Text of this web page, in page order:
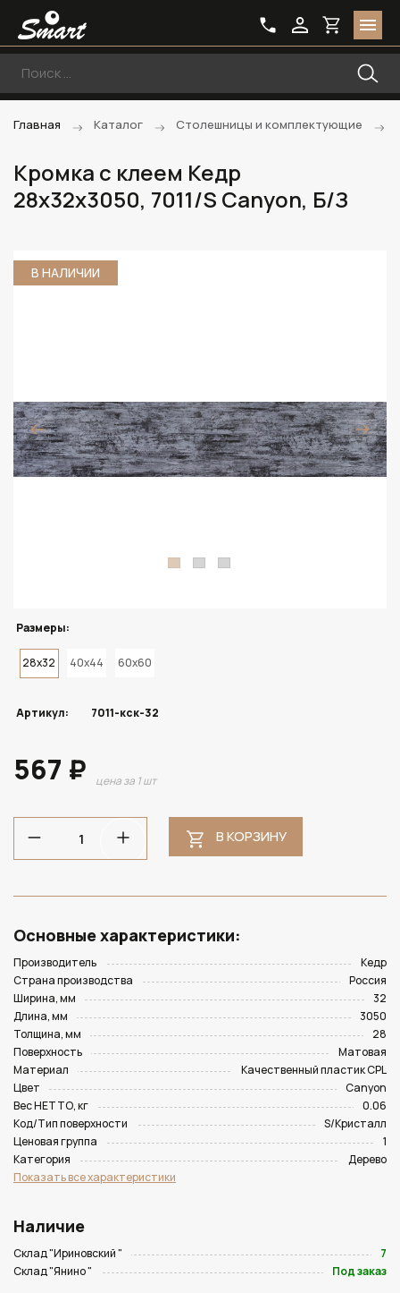
Главная Каталог Столешницы и комплектующие
Кромка с клеем Кедр
28х32х3050, 7011/S Canyon, Б/З
В НАЛИЧИИ
Размеры:
28x32 40x44 60x60
Артикул: 7011-кск-32
567 ₽ цена за 1 шт
В КОРЗИНУ
Основные характеристики:
Производитель
Кедр
Страна производства
Россия
Ширина, мм
32
Длина, мм
3050
Толщина, мм
28
Поверхность
Матовая
Материал
Качественный пластик CPL
Цвет
Canyon
Вес НЕТТО, кг
0.06
Код/Тип поверхности
S/Кристалл
Ценовая группа
1
Категория
Дерево
Показать все характеристики
Наличие
Склад "Ириновский "
7
Склад "Янино "
Под заказ